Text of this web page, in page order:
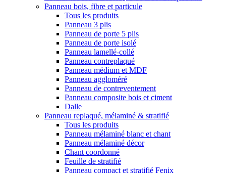
Panneau bois, fibre et particule
Tous les produits
Panneau 3 plis
Panneau de porte 5 plis
Panneau de porte isolé
Panneau lamellé-collé
Panneau contreplaqué
Panneau médium et MDF
Panneau aggloméré
Panneau de contreventement
Panneau composite bois et ciment
Dalle
Panneau replaqué, mélaminé & stratifié
Tous les produits
Panneau mélaminé blanc et chant
Panneau mélaminé décor
Chant coordonné
Feuille de stratifié
Panneau compact et stratifié Fenix